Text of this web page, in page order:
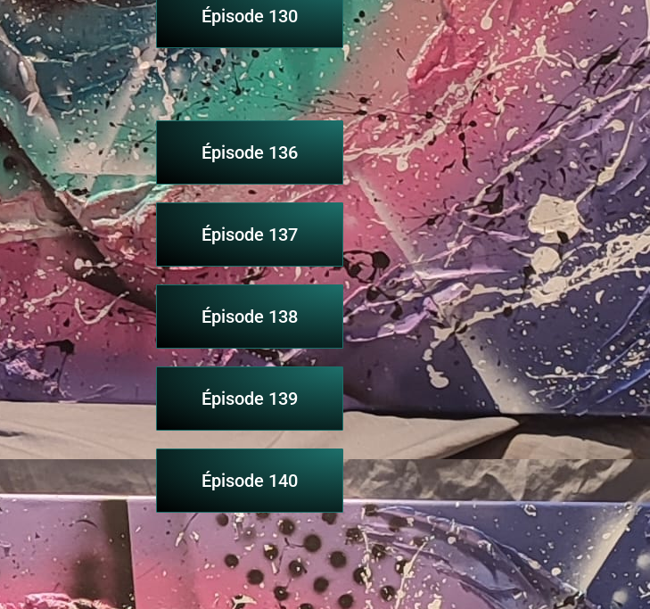
Épisode 130
Épisode 136
Épisode 137
Épisode 138
Épisode 139
Épisode 140